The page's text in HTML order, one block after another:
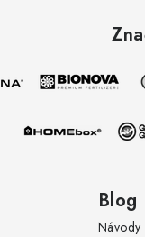
Blog
Návody